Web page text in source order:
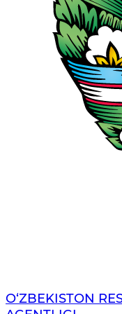
O‘ZBЕKISTОN